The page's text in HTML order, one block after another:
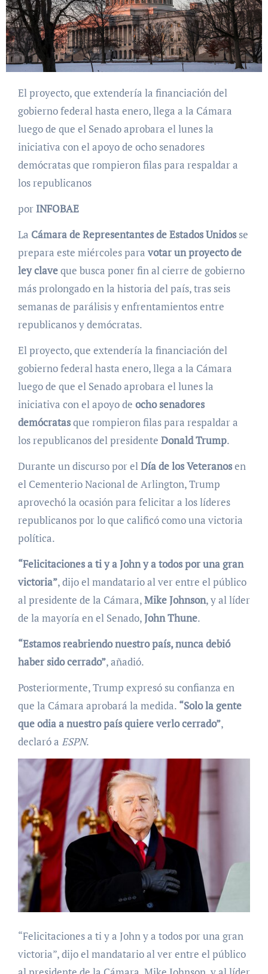
El proyecto, que extendería la financiación del
gobierno federal hasta enero, llega a la Cámara
luego de que el Senado aprobara el lunes la
iniciativa con el apoyo de ocho senadores
demócratas que rompieron filas para respaldar a
los republicanos
porINFOBAE
La Cámara de Representantes de Estados Unidosse
prepara este miércoles para votar un proyecto de
ley claveque busca poner fin al cierre de gobierno
más prolongado en la historia del país, tras seis
semanas de parálisis y enfrentamientos entre
republicanos y demócratas.
El proyecto, que extendería la financiación del
gobierno federal hasta enero, llega a la Cámara
luego de que el Senado aprobara el lunes la
iniciativa con el apoyo de ocho senadores
demócratasque rompieron filas para respaldar a
los republicanos del presidente Donald Trump.
Durante un discurso por elDía de los Veteranosen
el Cementerio Nacional de Arlington, Trump
aprovechó la ocasión para felicitar a los líderes
republicanos por lo que calificó como una victoria
política.
“Felicitaciones a ti y a John y a todos por una gran
victoria”, dijo el mandatario al ver entre el público
al presidente de la Cámara,Mike Johnson, y al líder
de la mayoría en el Senado,John Thune.
“Estamos reabriendo nuestro país, nunca debió
haber sido cerrado”, añadió.
Posteriormente, Trump expresó su confianza en
que la Cámara aprobará la medida. “Solo la gente
que odia a nuestro país quiere verlo cerrado”,
declaró a ESPN.
“Felicitaciones a ti y a John y a todos por una gran
victoria”, dijo el mandatario al ver entre el público